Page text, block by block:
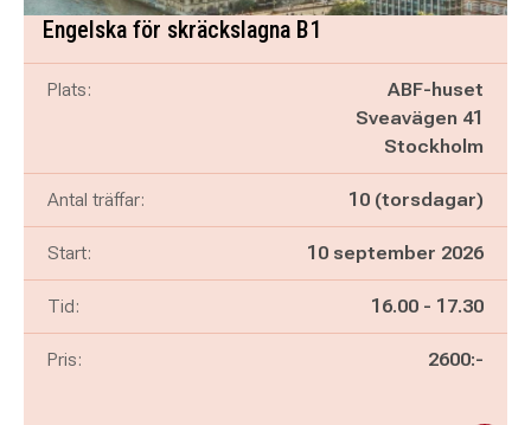
Engelska för skräckslagna B1
Plats:
ABF-huset
Sveavägen 41
Stockholm
Antal träffar: 10 (torsdagar)
Start: 10 september 2026
Tid: Pågår mellan
16.00 - och
17.30
Pris: 2600:-